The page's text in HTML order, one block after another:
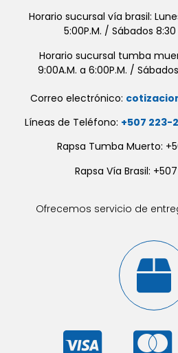
Horario sucursal vía brasil:
5:00P.M. / Sábados 8:30
Horario sucursal tumba
9:00A.M. a 6:00P.M. /
Correo electrónico:
Líneas de Teléfono: +507 223-
Rapsa Tumba Muerto:
Rapsa Vía Brasil:
Ofrecemos servicio de